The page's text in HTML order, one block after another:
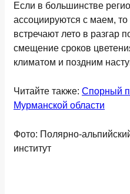
Если в большинстве
ассоциируются с маем,
встречают лето в разгар
смещение сроков
климатом и поздним
Читайте также: Спорный
Мурманской области
Фото: Полярно-
институт